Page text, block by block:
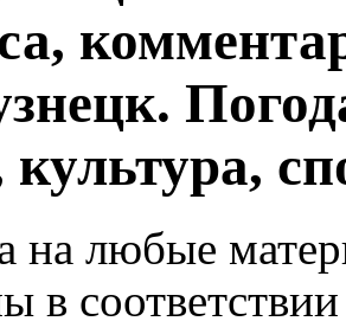
культура,
на любые
в